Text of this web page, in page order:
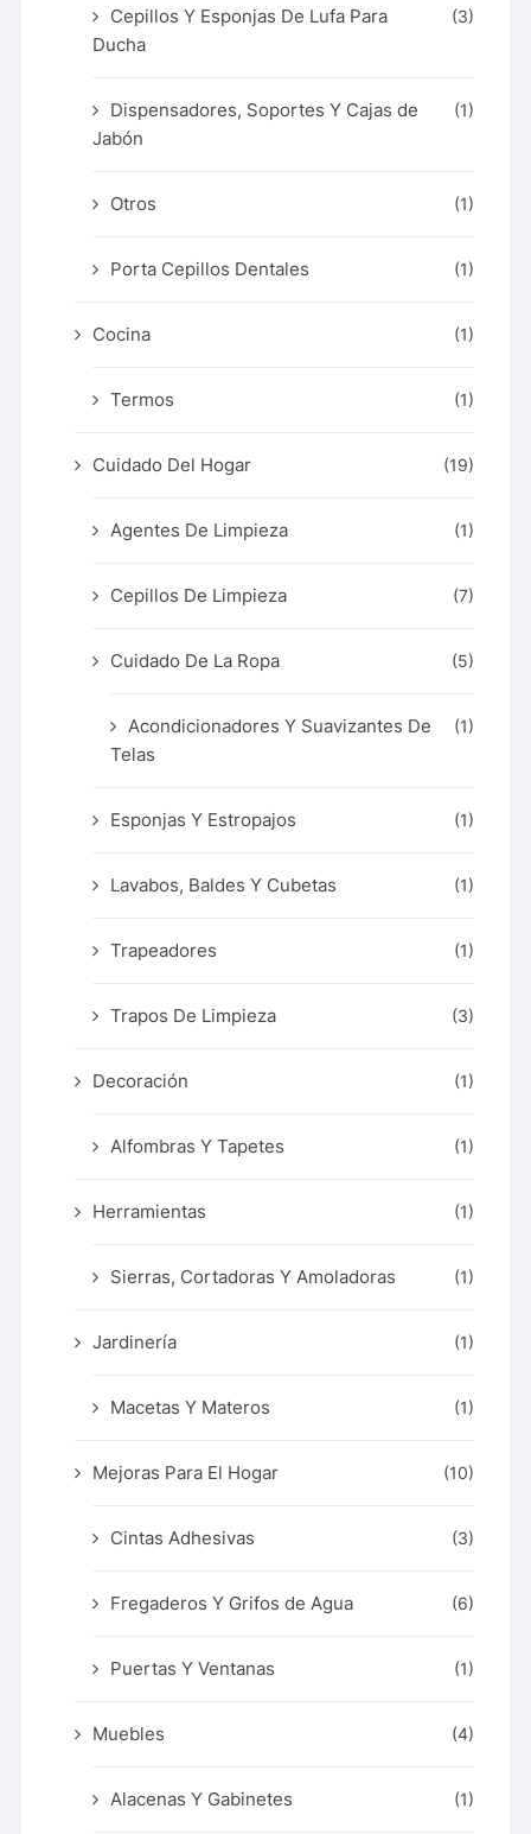
Cepillos Y Esponjas De Lufa Para
Ducha
(3)
Dispensadores, Soportes Y Cajas de
Jabón
(1)
Otros (1)
Porta Cepillos Dentales (1)
Cocina (1)
Termos (1)
Cuidado Del Hogar (19)
Agentes De Limpieza (1)
Cepillos De Limpieza (7)
Cuidado De La Ropa (5)
Acondicionadores Y Suavizantes De
Telas
(1)
Esponjas Y Estropajos (1)
Lavabos, Baldes Y Cubetas (1)
Trapeadores (1)
Trapos De Limpieza (3)
Decoración (1)
Alfombras Y Tapetes (1)
Herramientas (1)
Sierras, Cortadoras Y Amoladoras (1)
Jardinería (1)
Macetas Y Materos (1)
Mejoras Para El Hogar (10)
Cintas Adhesivas (3)
Fregaderos Y Grifos de Agua (6)
Puertas Y Ventanas (1)
Muebles (4)
Alacenas Y Gabinetes (1)